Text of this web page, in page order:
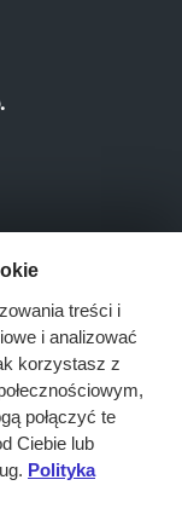
treści i
i analizować
korzystasz z
połączyć te
Ciebie lub
Polityka